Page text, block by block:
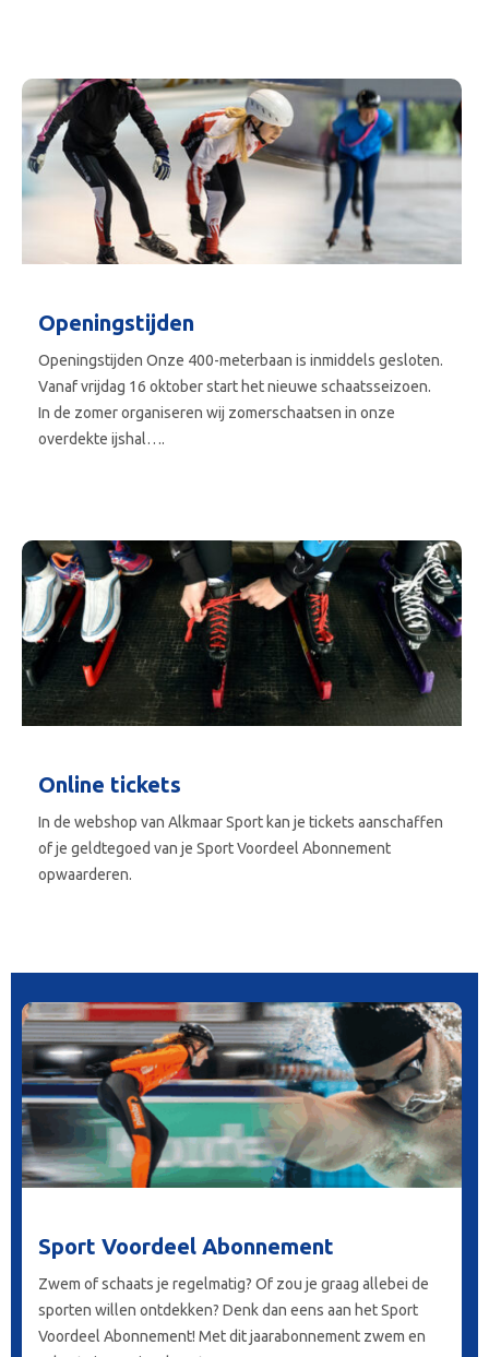
Openingstijden
Openingstijden Onze 400-meterbaan is inmiddels gesloten.
Vanaf vrijdag 16 oktober start het nieuwe schaatsseizoen.
In de zomer organiseren wij zomerschaatsen in onze
overdekte ijshal….
Online tickets
In de webshop van Alkmaar Sport kan je tickets aanschaffen
of je geldtegoed van je Sport Voordeel Abonnement
opwaarderen.
Sport Voordeel Abonnement
Zwem of schaats je regelmatig? Of zou je graag allebei de
sporten willen ontdekken? Denk dan eens aan het Sport
Voordeel Abonnement! Met dit jaarabonnement zwem en